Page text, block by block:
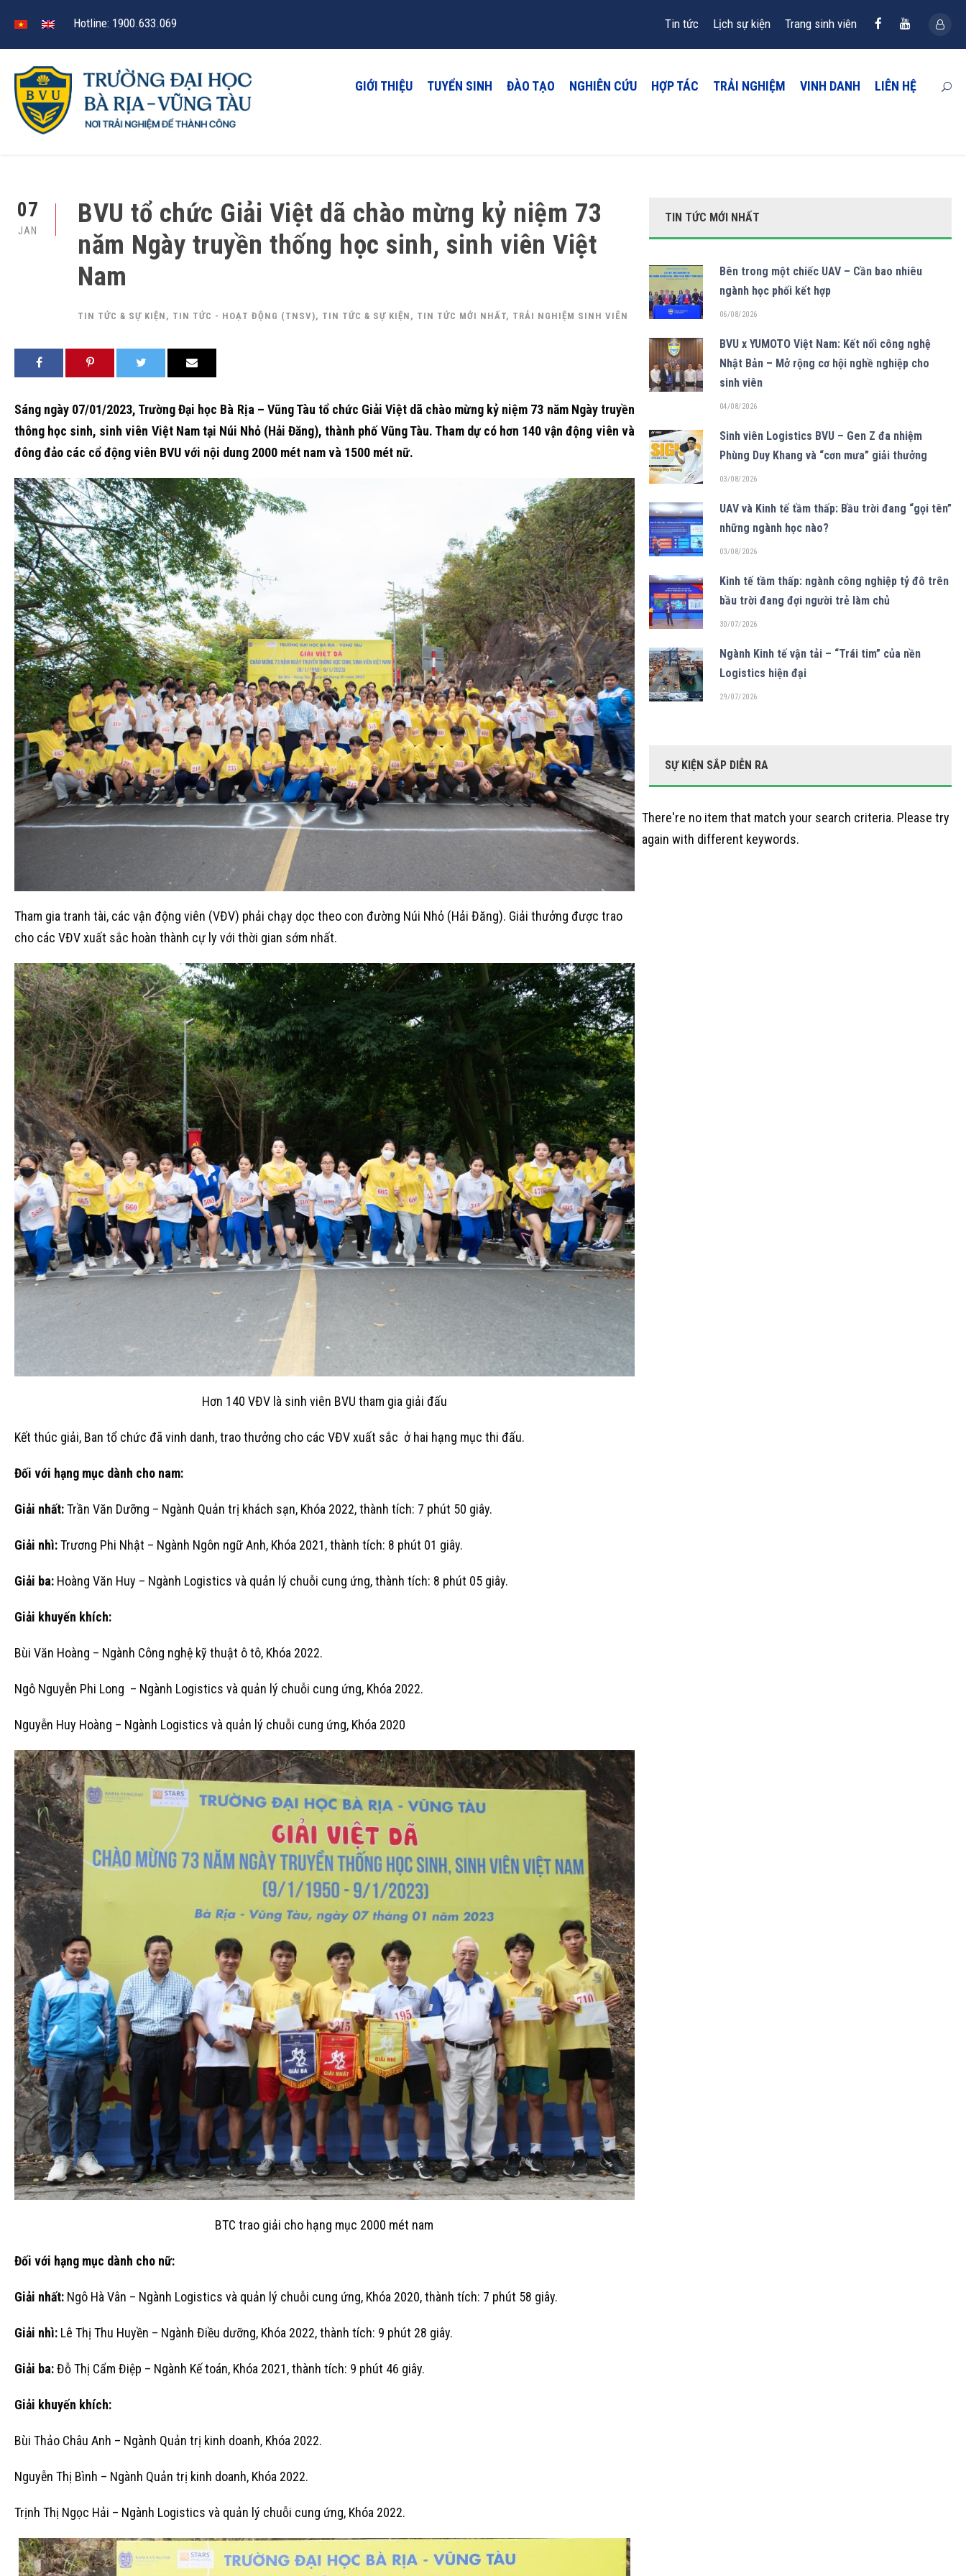
Hotline: 1900.633.069 Tin tức Lịch sự kiện Trang sinh viên
GIỚI THIỆU TUYỂN SINH ĐÀO TẠO NGHIÊN CỨU HỢP TÁC TRẢI NGHIỆM VINH DANH LIÊN HỆ
07
JAN
BVU tổ chức Giải Việt dã chào mừng kỷ niệm 73
năm Ngày truyền thống học sinh, sinh viên Việt
Nam
TIN TỨC & SỰ KIỆN , TIN TỨC - HOẠT ĐỘNG (TNSV), TIN TỨC & SỰ KIỆN , TIN TỨC MỚI NHẤT, TRẢI NGHIỆM SINH VIÊN
Sáng ngày 07/01/2023, Trường Đại học Bà Rịa – Vũng Tàu tổ chức Giải Việt dã chào mừng kỷ niệm 73 năm Ngày truyền
thông học sinh, sinh viên Việt Nam tại Núi Nhỏ (Hải Đăng), thành phố Vũng Tàu. Tham dự có hơn 140 vận động viên và
đông đảo các cổ động viên BVU với nội dung 2000 mét nam và 1500 mét nữ.
Tham gia tranh tài, các vận động viên (VĐV) phải chạy dọc theo con đường Núi Nhỏ (Hải Đăng). Giải thưởng được trao
cho các VĐV xuất sắc hoàn thành cự ly với thời gian sớm nhất.
Hơn 140 VĐV là sinh viên BVU tham gia giải đấu
Kết thúc giải, Ban tổ chức đã vinh danh, trao thưởng cho các VĐV xuất sắc ở hai hạng mục thi đấu.
Đối với hạng mục dành cho nam:
Giải nhất:Trần Văn Dưỡng – Ngành Quản trị khách sạn, Khóa 2022, thành tích: 7 phút 50 giây.
Giải nhì:Trương Phi Nhật – Ngành Ngôn ngữ Anh, Khóa 2021, thành tích: 8 phút 01 giây.
Giải ba: Hoàng Văn Huy – Ngành Logistics và quản lý chuỗi cung ứng, thành tích: 8 phút 05 giây.
Giải khuyến khích:
Bùi Văn Hoàng – Ngành Công nghệ kỹ thuật ô tô, Khóa 2022.
Ngô Nguyễn Phi Long – Ngành Logistics và quản lý chuỗi cung ứng, Khóa 2022.
Nguyễn Huy Hoàng – Ngành Logistics và quản lý chuỗi cung ứng, Khóa 2020
BTC trao giải cho hạng mục 2000 mét nam
Đối với hạng mục dành cho nữ:
Giải nhất: Ngô Hà Vân – Ngành Logistics và quản lý chuỗi cung ứng, Khóa 2020, thành tích: 7 phút 58 giây.
Giải nhì: Lê Thị Thu Huyền – Ngành Điều dưỡng, Khóa 2022, thành tích: 9 phút 28 giây.
Giải ba:Đỗ Thị Cẩm Điệp – Ngành Kế toán, Khóa 2021, thành tích: 9 phút 46 giây.
Giải khuyến khích:
Bùi Thảo Châu Anh – Ngành Quản trị kinh doanh, Khóa 2022.
Nguyễn Thị Bình – Ngành Quản trị kinh doanh, Khóa 2022.
Trịnh Thị Ngọc Hải – Ngành Logistics và quản lý chuỗi cung ứng, Khóa 2022.
TIN TỨC MỚI NHẤT
Bên trong một chiếc UAV – Cần bao nhiêu
ngành học phối kết hợp
06/08/2026
BVU x YUMOTO Việt Nam: Kết nối công nghệ
Nhật Bản – Mở rộng cơ hội nghề nghiệp cho
sinh viên
04/08/2026
Sinh viên Logistics BVU – Gen Z đa nhiệm
Phùng Duy Khang và “cơn mưa” giải thưởng
03/08/2026
UAV và Kinh tế tầm thấp: Bầu trời đang “gọi tên”
những ngành học nào?
03/08/2026
Kinh tế tầm thấp: ngành công nghiệp tỷ đô trên
bầu trời đang đợi người trẻ làm chủ
30/07/2026
Ngành Kinh tế vận tải – “Trái tim” của nền
Logistics hiện đại
29/07/2026
SỰ KIỆN SẮP DIỄN RA
There're no item that match your search criteria. Please try
again with different keywords.